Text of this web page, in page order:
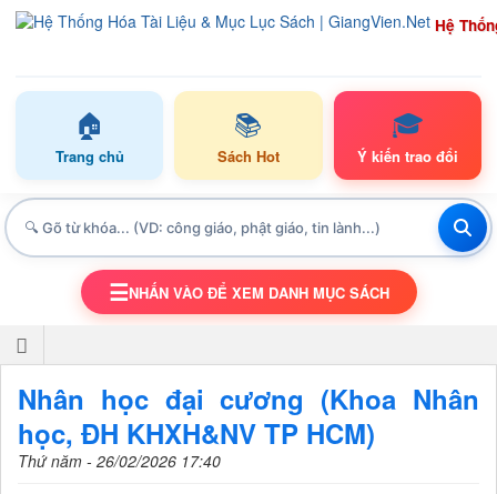
Hệ
🏠
Trang chủ
📚
Sách Hot
🎓
Ý kiến trao đổi
TOGGLE NAVIGATION
☰NHẤN VÀO ĐỂ XEM DANH MỤC SÁCH
Nhân học đại cương (Khoa Nhân
học, ĐH KHXH&NV TP HCM)
Thứ năm - 26/02/2026 17:40